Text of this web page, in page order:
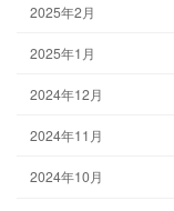
2025年2月
2025年1月
2024年12月
2024年11月
2024年10月